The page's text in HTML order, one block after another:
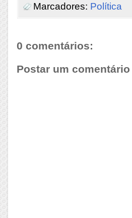
Marcadores: Política
0 comentários:
Postar um comentário